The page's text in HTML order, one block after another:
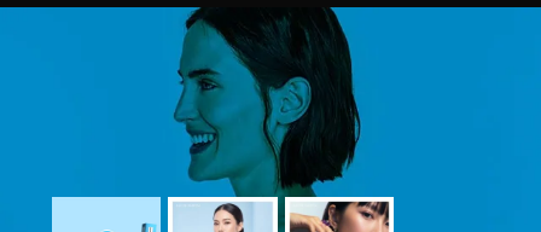
OUR INSTAGRAM